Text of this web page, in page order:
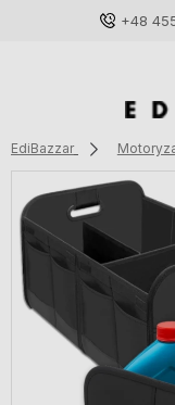
+48
Wybierz coś
zaloguj się,
EdiBazzar